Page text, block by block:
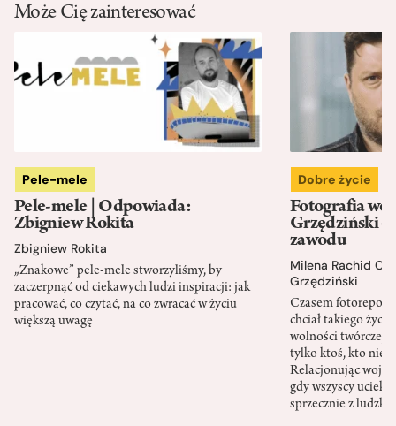
Może Cię zainteresować
Pele-mele
Pele-mele | Odpowiada:
Zbigniew Rokita
Zbigniew Rokita
„Znakowe” pele-mele stworzyliśmy, by
zaczerpnąć od ciekawych ludzi inspiracji: jak
pracować, co czytać, na co zwracać w życiu
większą uwagę
Dobre życie
Fotografia
Grzędziński o
zawodu
Milena Rachid
Grzędziński
Czasem
chciał takiego
wolności twórczej.
tylko ktoś, kto nie
Relacjonując
gdy wszyscy
sprzecznie z